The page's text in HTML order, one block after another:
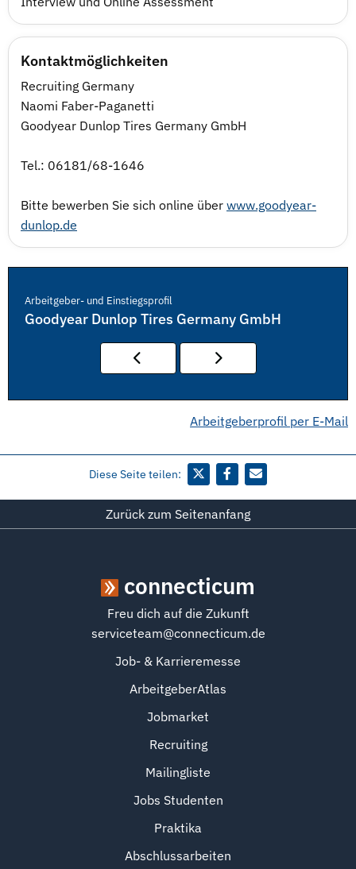
Kontaktmöglichkeiten
Recruiting Germany
Naomi Faber-Paganetti
Goodyear Dunlop Tires Germany GmbH
Tel.: 06181/68-1646
Bitte bewerben Sie sich online über www.goodyear-
dunlop.de
Arbeitgeber- und Einstiegsprofil
Goodyear Dunlop Tires Germany GmbH
Arbeitgeberprofil per E-Mail
Diese Seite teilen:
Zurück zum Seitenanfang
connecticum
Freu dich auf die Zukunft
serviceteam@connecticum.de
Job- & Karrieremesse
ArbeitgeberAtlas
Jobmarket
Recruiting
Mailingliste
Jobs Studenten
Praktika
Abschlussarbeiten